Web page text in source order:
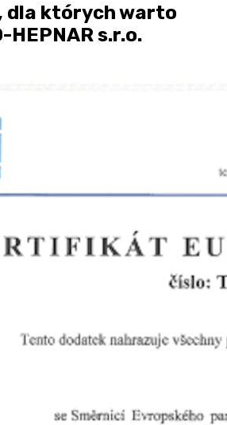
dla których warto
HEPNAR s.r.o.